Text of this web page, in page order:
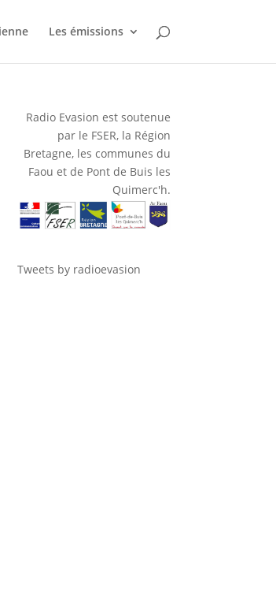
Les émissions
Radio Evasion est soutenue
par le FSER, la Région
Bretagne, les communes du
Faou et de Pont de Buis les
Quimerc'h.
Tweets by radioevasion